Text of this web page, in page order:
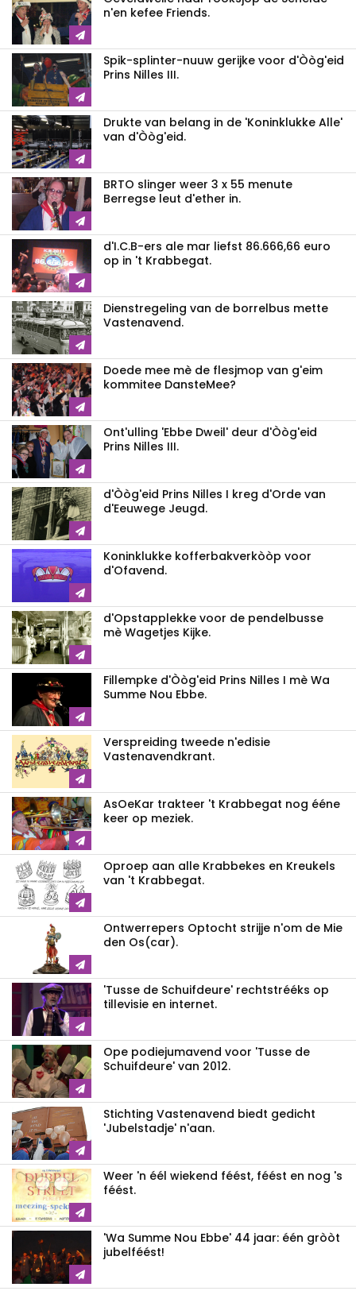
n'en kefee Friends.
Spik-splinter-nuuw gerijke voor d'Òòg'eid
Prins Nilles III.
Drukte van belang in de 'Koninklukke Alle'
van d'Òòg'eid.
BRTO slinger weer 3 x 55 menute
Berregse leut d'ether in.
d'I.C.B-ers ale mar liefst 86.666,66 euro
op in 't Krabbegat.
Dienstregeling van de borrelbus mette
Vastenavend.
Doede mee mè de flesjmop van g'eim
kommitee DansteMee?
Ont'ulling 'Ebbe Dweil' deur d'Òòg'eid
Prins Nilles III.
d'Òòg'eid Prins Nilles I kreg d'Orde van
d'Eeuwege Jeugd.
Koninklukke kofferbakverkòòp voor
d'Ofavend.
d'Opstapplekke voor de pendelbusse
mè Wagetjes Kijke.
Fillempke d'Òòg'eid Prins Nilles I mè Wa
Summe Nou Ebbe.
Verspreiding tweede n'edisie
Vastenavendkrant.
AsOeKar trakteer 't Krabbegat nog ééne
keer op meziek.
Oproep aan alle Krabbekes en Kreukels
van 't Krabbegat.
Ontwerrepers Optocht strijje n'om de Mie
den Os(car).
'Tusse de Schuifdeure' rechtstrééks op
tillevisie en internet.
Ope podiejumavend voor 'Tusse de
Schuifdeure' van 2012.
Stichting Vastenavend biedt gedicht
'Jubelstadje' n'aan.
Weer 'n éél wiekend féést, féést en nog 's
féést.
'Wa Summe Nou Ebbe' 44 jaar: één gròòt
jubelféést!